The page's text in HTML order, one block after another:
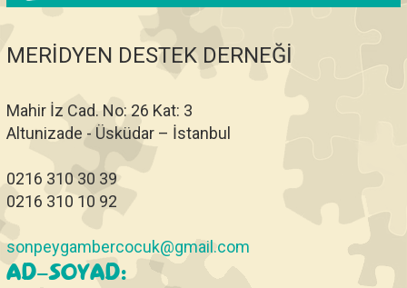
MERİDYEN DESTEK DERNEĞİ
Mahir İz Cad. No: 26 Kat: 3
Altunizade - Üsküdar – İstanbul
0216 310 30 39
0216 310 10 92
sonpeygambercocuk@gmail.com
AD-SOYAD: